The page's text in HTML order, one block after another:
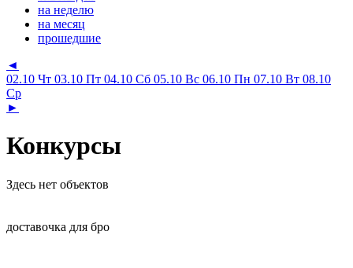
на неделю
на месяц
прошедшие
◄
02.10 Чт 03.10 Пт 04.10 Сб 05.10 Вс 06.10 Пн 07.10 Вт 08.10
Ср
►
Конкурсы
Здесь нет объектов
доставочка для бро